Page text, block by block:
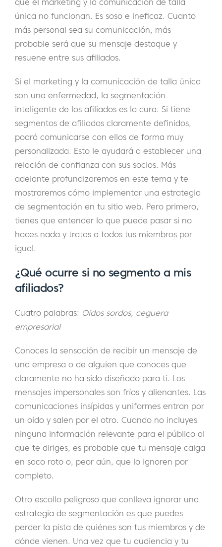
que el marketing y la comunicación de talla
única no funcionan. Es soso e ineficaz. Cuanto
más personal sea su comunicación, más
probable será que su mensaje destaque y
resuene entre sus afiliados.
Si el marketing y la comunicación de talla única
son una enfermedad, la segmentación
inteligente de los afiliados es la cura. Si tiene
segmentos de afiliados claramente definidos,
podrá comunicarse con ellos de forma muy
personalizada. Esto le ayudará a establecer una
relación de confianza con sus socios. Más
adelante profundizaremos en este tema y te
mostraremos cómo implementar una estrategia
de segmentación en tu sitio web. Pero primero,
tienes que entender lo que puede pasar si no
haces nada y tratas a todos tus miembros por
igual.
¿Qué ocurre si no segmento a mis
afiliados?
Cuatro palabras: Oídos sordos, ceguera
empresarial
Conoces la sensación de recibir un mensaje de
una empresa o de alguien que conoces que
claramente no ha sido diseñado para ti. Los
mensajes impersonales son fríos y alienantes. Las
comunicaciones insípidas y uniformes entran por
un oído y salen por el otro. Cuando no incluyes
ninguna información relevante para el público al
que te diriges, es probable que tu mensaje caiga
en saco roto o, peor aún, que lo ignoren por
completo.
Otro escollo peligroso que conlleva ignorar una
estrategia de segmentación es que puedes
perder la pista de quiénes son tus miembros y de
dónde vienen. Una vez que tu audiencia y tu